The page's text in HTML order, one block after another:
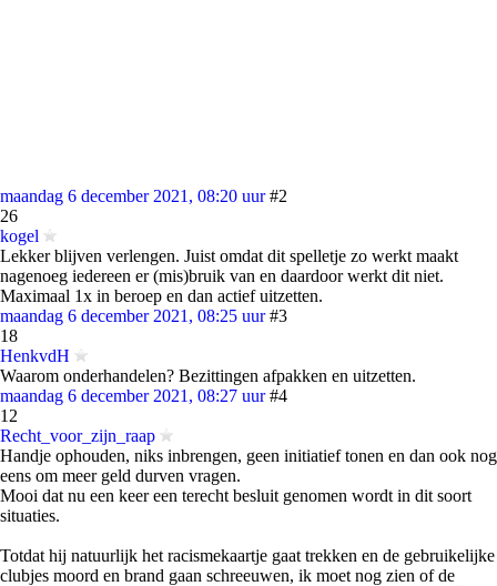
maandag 6 december 2021, 08:20 uur #2
26
kogel
Lekker blijven verlengen. Juist omdat dit spelletje zo werkt maakt
nagenoeg iedereen er (mis)bruik van en daardoor werkt dit niet.
Maximaal 1x in beroep en dan actief uitzetten.
maandag 6 december 2021, 08:25 uur #3
18
HenkvdH
Waarom onderhandelen? Bezittingen afpakken en uitzetten.
maandag 6 december 2021, 08:27 uur #4
12
Recht_voor_zijn_raap
Handje ophouden, niks inbrengen, geen initiatief tonen en dan ook nog
eens om meer geld durven vragen.
Mooi dat nu een keer een terecht besluit genomen wordt in dit soort
situaties.
Totdat hij natuurlijk het racismekaartje gaat trekken en de gebruikelijke
clubjes moord en brand gaan schreeuwen, ik moet nog zien of de